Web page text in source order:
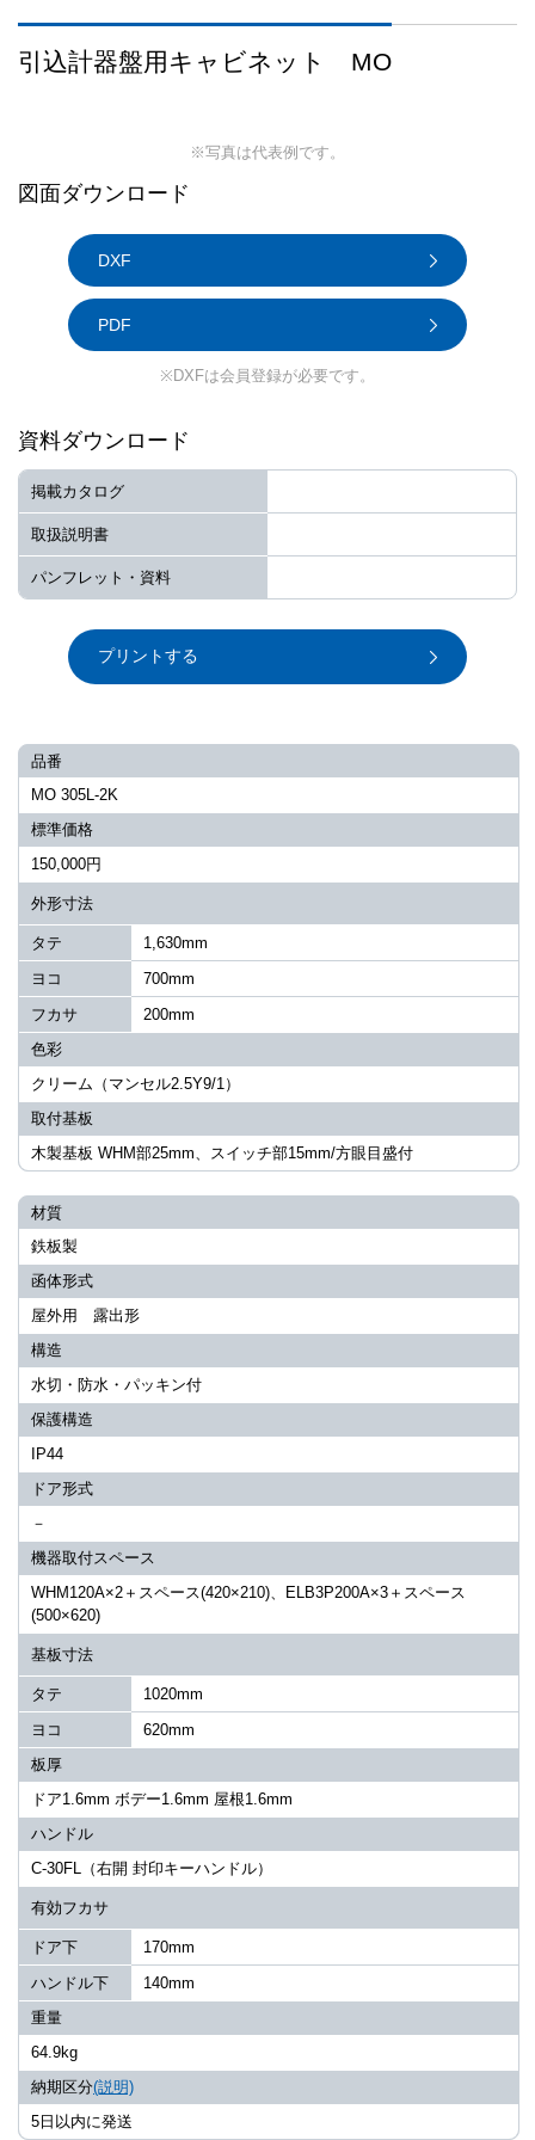
引込計器盤用キャビネット MO
※写真は代表例です。
品番
MO 305L-2K
標準価格
150,000円
外形寸法
タテ
1,630mm
ヨコ
700mm
フカサ
200mm
色彩
クリーム（マンセル2.5Y9/1）
取付基板
木製基板 WHM部25mm、スイッチ部15mm/方眼目盛付
図面ダウンロード
DXF
PDF
※DXFは会員登録が必要です。
資料ダウンロード
掲載カタログ
取扱説明書
パンフレット・資料
プリントする
材質
鉄板製
函体形式
屋外用 露出形
構造
水切・防水・パッキン付
保護構造
IP44
ドア形式
－
機器取付スペース
WHM120A×2＋スペース(420×210)、ELB3P200A×3＋スペース
(500×620)
基板寸法
タテ
1020mm
ヨコ
620mm
板厚
ドア1.6mm ボデー1.6mm 屋根1.6mm
ハンドル
C-30FL（右開 封印キーハンドル）
有効フカサ
ドア下
170mm
ハンドル下
140mm
重量
64.9kg
納期区分(説明)
5日以内に発送